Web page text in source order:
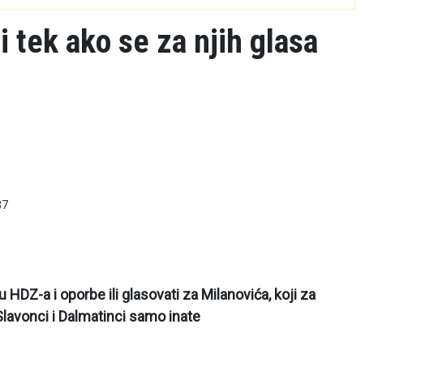
ako se za njih glasa
a i oporbe ili glasovati za Milanovića, koji za
i Dalmatinci samo inate